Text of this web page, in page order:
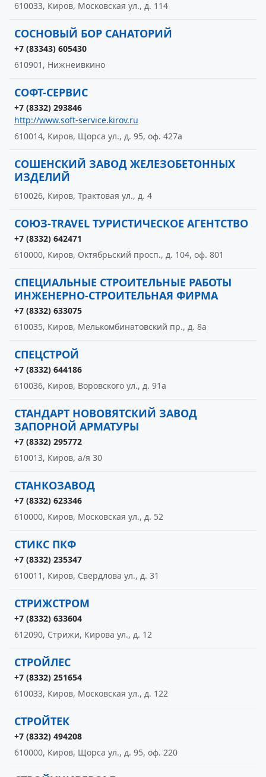
610033, Киров, Московская ул., д. 114
СОСНОВЫЙ БОР САНАТОРИЙ
+7 (83343) 605430
610901, Нижнеивкино
СОФТ-СЕРВИС
+7 (8332) 293846
http://www.soft-service.kirov.ru
610014, Киров, Щорса ул., д. 95, оф. 427а
СОШЕНСКИЙ ЗАВОД ЖЕЛЕЗОБЕТОННЫХ
ИЗДЕЛИЙ
610026, Киров, Трактовая ул., д. 4
СОЮЗ-TRAVEL ТУРИСТИЧЕСКОЕ АГЕНТСТВО
+7 (8332) 642471
610000, Киров, Октябрьский просп., д. 104, оф. 801
СПЕЦИАЛЬНЫЕ СТРОИТЕЛЬНЫЕ РАБОТЫ
ИНЖЕНЕРНО-СТРОИТЕЛЬНАЯ ФИРМА
+7 (8332) 633075
610035, Киров, Мелькомбинатовский пр., д. 8а
СПЕЦСТРОЙ
+7 (8332) 644186
610036, Киров, Воровского ул., д. 91а
СТАНДАРТ НОВОВЯТСКИЙ ЗАВОД
ЗАПОРНОЙ АРМАТУРЫ
+7 (8332) 295772
610013, Киров, а/я 30
СТАНКОЗАВОД
+7 (8332) 623346
610000, Киров, Московская ул., д. 52
СТИКС ПКФ
+7 (8332) 235347
610011, Киров, Свердлова ул., д. 31
СТРИЖСТРОМ
+7 (8332) 633604
612090, Стрижи, Кирова ул., д. 12
СТРОЙЛЕС
+7 (8332) 251654
610033, Киров, Московская ул., д. 122
СТРОЙТЕК
+7 (8332) 494208
610000, Киров, Щорса ул., д. 95, оф. 220